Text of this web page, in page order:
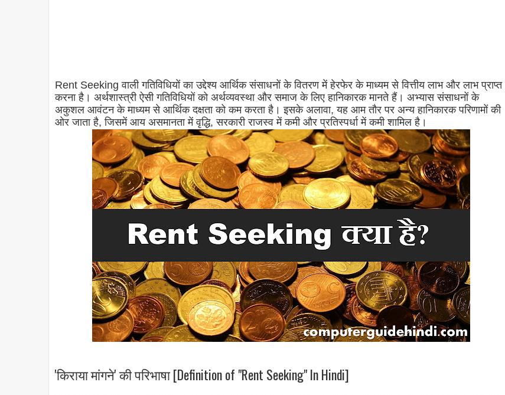
Rent Seeking वाली गतिविधियों का उद्देश्य आर्थिक संसाधनों के वितरण में हेरफेर के माध्यम से वित्तीय लाभ और लाभ प्राप्त
करना है। अर्थशास्त्री ऐसी गतिविधियों को अर्थव्यवस्था और समाज के लिए हानिकारक मानते हैं। अभ्यास संसाधनों के
अकुशल आवंटन के माध्यम से आर्थिक दक्षता को कम करता है। इसके अलावा, यह आम तौर पर अन्य हानिकारक परिणामों की
ओर जाता है, जिसमें आय असमानता में वृद्धि, सरकारी राजस्व में कमी और प्रतिस्पर्धा में कमी शामिल है।
'किराया मांगने' की परिभाषा [Definition of "Rent Seeking" In Hindi]